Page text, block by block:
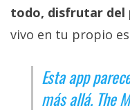
todo, disfrutar del
vivo en tu propio
Esta app
más allá. The